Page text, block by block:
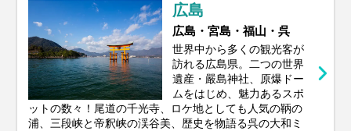
広島
広島・宮島・福山・呉
世界中から多くの観光客が
訪れる広島県。二つの世界
遺産・嚴島神社、原爆ドー
ムをはじめ、魅力あるスポ
ットの数々！尾道の千光寺、ロケ地としても人気の鞆の
浦、三段峡と帝釈峡の渓谷美、歴史を物語る呉の大和ミ